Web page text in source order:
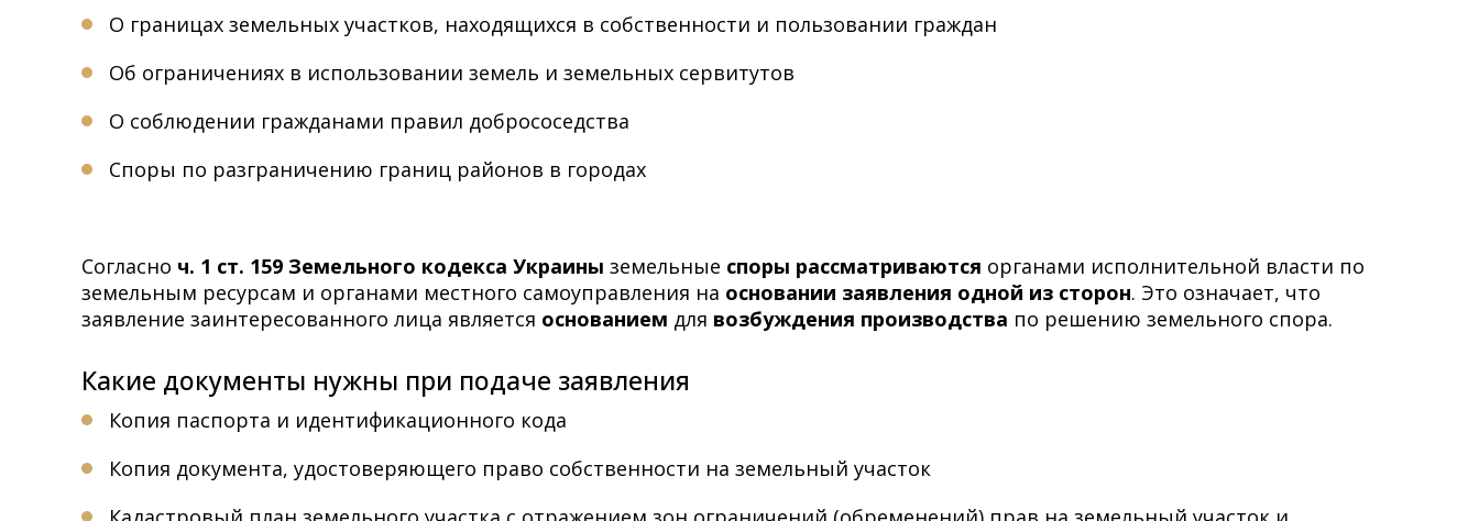
О границах земельных участков, находящихся в собственности и пользовании граждан
Об ограничениях в использовании земель и земельных сервитутов
О соблюдении гражданами правил добрососедства
Споры по разграничению границ районов в городах
Согласно ч. 1 ст. 159 Земельного кодекса Украины земельные споры рассматриваются органами исполнительной власти по
земельным ресурсам и органами местного самоуправления на основании заявления одной из сторон. Это означает, что
заявление заинтересованного лица является основанием для возбуждения производства по решению земельного спора.
Какие документы нужны при подаче заявления
Копия паспорта и идентификационного кода
Копия документа, удостоверяющего право собственности на земельный участок